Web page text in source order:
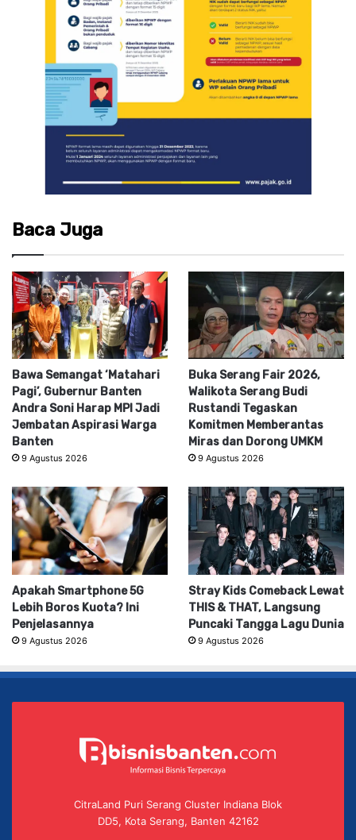
Baca Juga
Bawa Semangat ‘Matahari
Pagi’, Gubernur Banten
Andra Soni Harap MPI Jadi
Jembatan Aspirasi Warga
Banten
9 Agustus 2026
Buka Serang Fair 2026,
Walikota Serang Budi
Rustandi Tegaskan
Komitmen Memberantas
Miras dan Dorong UMKM
9 Agustus 2026
Apakah Smartphone 5G
Lebih Boros Kuota? Ini
Penjelasannya
9 Agustus 2026
Stray Kids Comeback Lewat
THIS & THAT, Langsung
Puncaki Tangga Lagu Dunia
9 Agustus 2026
CitraLand Puri Serang Cluster Indiana Blok
DD5, Kota Serang, Banten 42162